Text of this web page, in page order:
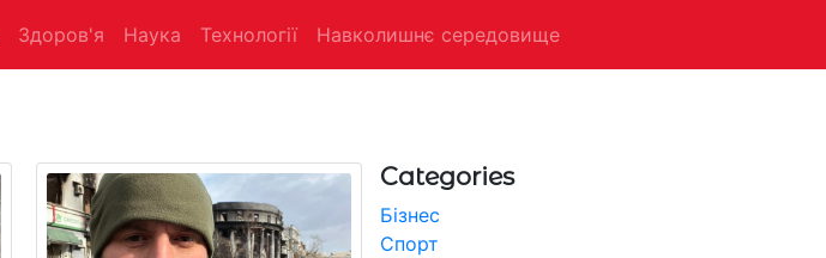
Здоров'я Наука Технології Навколишнє середовище
Categories
Бізнес
Спорт